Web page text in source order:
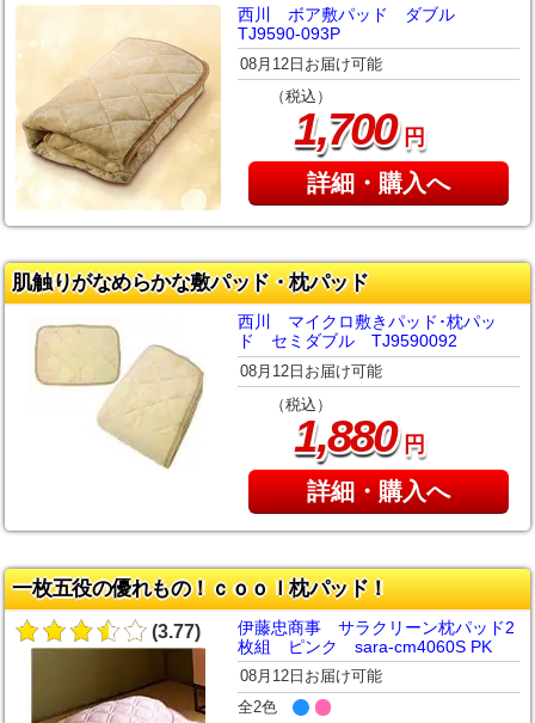
西川 ボア敷パッド ダブル
TJ9590-093P
08月12日お届け可能
（税込）
1,700円
詳細・購入へ
肌触りがなめらかな敷パッド・枕パッド
西川 マイクロ敷きパッド･枕パッ
ド セミダブル TJ9590092
08月12日お届け可能
（税込）
1,880円
詳細・購入へ
一枚五役の優れもの！ｃｏｏｌ枕パッド！
(3.77)
伊藤忠商事 サラクリーン枕パッド2
枚組 ピンク sara-cm4060S PK
08月12日お届け可能
全2色